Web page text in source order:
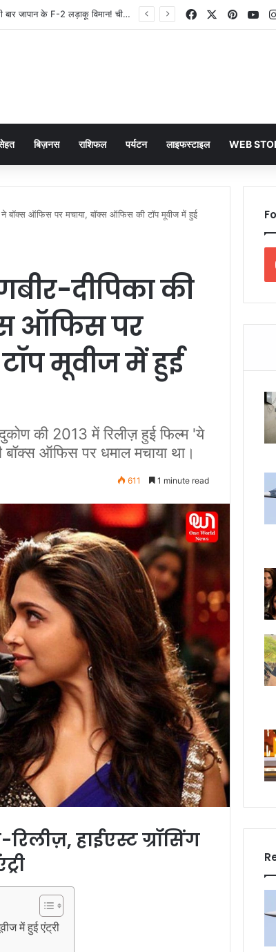
F-2 Fighter Jet: भारत में पहली बार जापान के F-2 लड़ाकू विमान! चीन की बढ़ी टेंशन, Global Times ने दी चेतावनी Facebook
बिज़नस राशिफल पर्यटन लाइफस्टाइल WEB
बॉक्स ऑफिस पर मचाया, बॉक्स ऑफिस की टॉप मूवीज में हुई
दीपिका की
ऑफिस पर
मूवीज में हुई
की 2013 में रिलीज़ हुई फिल्म 'ये
ऑफिस पर धमाल मचाया था।
611 1 minute read
हाईएस्ट ग्रॉसिंग
में हुई एंट्री